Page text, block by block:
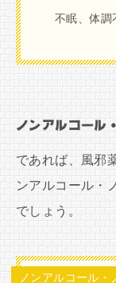
不眠、体調
ノンアルコール
であれば、風邪
ンアルコール・
でしょう。
ノンアルコール・